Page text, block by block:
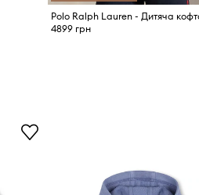
4899 грн